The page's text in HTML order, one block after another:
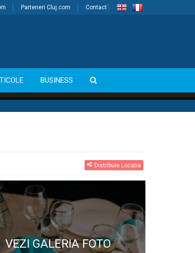
Parteneri Cluj.com Contact
BUSINESS
Distribuie Locatia
VEZI GALERIA FOTO